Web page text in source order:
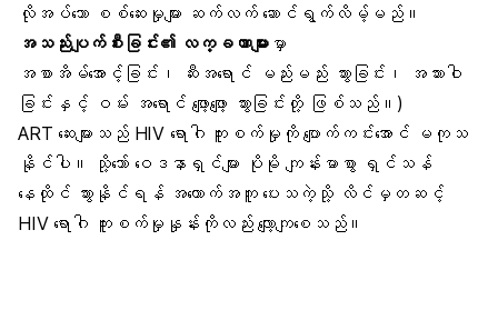
လိုအပ်သော စစ်ဆေးမှုများ ဆက်လက် ဆောင်ရွက်လိမ့်မည်။
အသည်းပျက်စီးခြင်း၏ လက္ခဏာများမှာ
အစာအိမ်အောင့်ခြင်း၊ ဆီးအရောင် မည်းမည်း သွားခြင်း၊ အသားဝါ
ခြင်းနှင့် ဝမ်း အရောင် ဖျော့ဖျော့ သွားခြင်းတို့ ဖြစ်သည်။)
ART ဆေးများသည် HIV ရောဂါ ကူးစက်မှုကို ပျောက်ကင်းအောင် မကုသ
နိုင်ပါ။ သို့သော် ဝေဒနာရှင်များ ပိုမို ကျန်းမာစွာ ရှင်သန်
နေထိုင် သွားနိုင်ရန် အထောက်အကူ ပေးသကဲ့သို့ လိင်မှတဆင့်
HIV ရောဂါ ကူးစက်မှုနှုန်းကိုလည်း လျော့ကျစေသည်။